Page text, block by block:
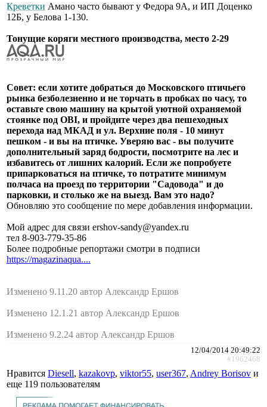
Креветки Амано часто бывают у Федора 9А, и ИП Доценко
12Б, у Белова 1-130.
Тонущие коряги местного производства, место 2-29
Совет: если хотите добраться до Московского птичьего
рынка безболезненно и не торчать в пробках по часу, то
оставьте свою машину на крытой уютной охраняемой
стоянке под OBI, и пройдите через два пешеходных
перехода над МКАД и ул. Верхние поля - 10 минут
пешком - и вы на птичке. Уверяю вас - вы получите
дополнительный заряд бодрости, посмотрите на лес и
избавитесь от лишних калорий. Если же попробуете
припарковаться на птичке, то потратите минимум
полчаса на проезд по территории "Садовода" и до
парковки, и столько же на выезд. Вам это надо?
Обновляю это сообщение по мере добавления информации.
Мой адрес для связи ershov-sandy@yandex.ru
тел 8-903-779-35-86
Более подробные репортажи смотри в подписи
https://magazinaqua....
Изменено 9.11.20 автор Александр Ершов
Изменено 12.1.21 автор Александр Ершов
Изменено 9.2.24 автор Александр Ершов
12/04/2014 20:49:22
#1962468
Нравится Diesell, kazakovp, viktor55, user367, Andrey Borisov и
еще 119 пользователям